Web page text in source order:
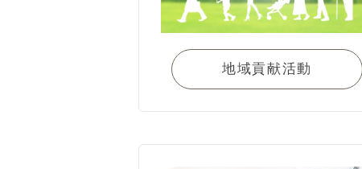
地域貢献活動